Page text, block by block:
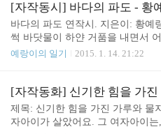
리는 가끔만 왔지요. 그리고 루시
에 있는 시간이 많았어요. 어느 날
들었다. 집으로 바꿨다. 다 만드는
옮겼다. 집으로 말이다. 집을 고치
작했다. 브라이언과 로비도 도와줬
지만 그래도 괜찮았다. 어느 날 우
을 찾았고 요리에 넣었다. 그 과일
[자작동시] 바다의 파도 - 황
바다의 파도 연작시. 지은이: 황예
썩 바닷물이 하얀 거품을 내면서
금해지죠. 바다는 바다에 무언가를
띄우면 파란색 파도가 (내는) 만드
려 어디론가 사라지지요. 예랑이
두에서 배를 타고 타롱가 동물원
리에서 밑을 내려다볼 때 파도가
예랑이의 일기 2015. 1. 14. 21:22
[자작동화] 신기한 힘을 가진
제목: 신기한 힘을 가진 가루와 물
자아이가 살았어요. 그 여자아이